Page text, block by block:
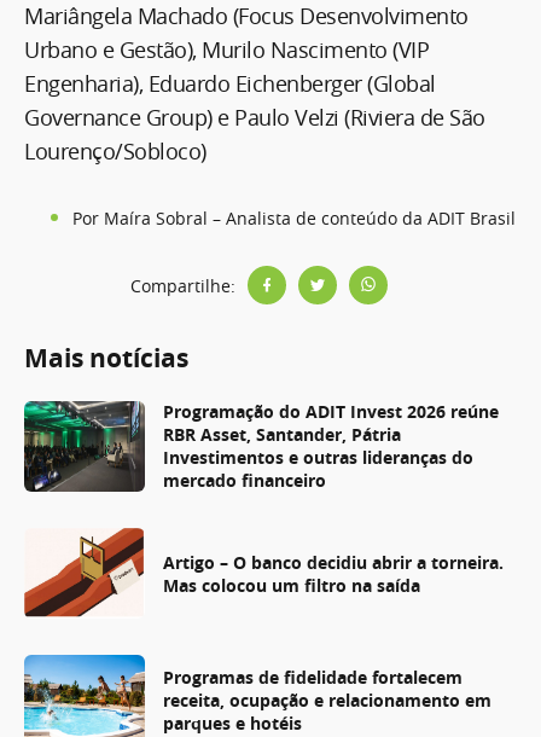
Mariângela Machado (Focus Desenvolvimento
Urbano e Gestão), Murilo Nascimento (VIP
Engenharia), Eduardo Eichenberger (Global
Governance Group) e Paulo Velzi (Riviera de São
Lourenço/Sobloco)
Por Maíra Sobral – Analista de conteúdo da ADIT Brasil
Compartilhe:
Mais notícias
Programação do ADIT Invest 2026 reúne
RBR Asset, Santander, Pátria
Investimentos e outras lideranças do
mercado financeiro
Artigo – O banco decidiu abrir a torneira.
Mas colocou um filtro na saída
Programas de fidelidade fortalecem
receita, ocupação e relacionamento em
parques e hotéis